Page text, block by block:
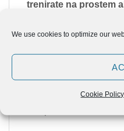
We use cookies to optimize our
Cookie Policy
trenirate na prostem
pritrditev na vrata,
Z uporabo lastne
omogoča učinkovito
oblikovanje celotnega
praktično neomejeno,